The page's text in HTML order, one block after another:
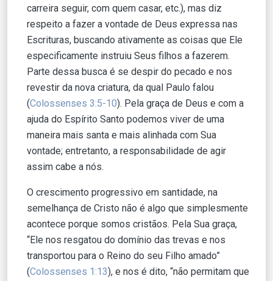
carreira seguir, com quem casar, etc.), mas diz
respeito a fazer a vontade de Deus expressa nas
Escrituras, buscando ativamente as coisas que Ele
especificamente instruiu Seus filhos a fazerem.
Parte dessa busca é se despir do pecado e nos
revestir da nova criatura, da qual Paulo falou
(Colossenses 3:5-10). Pela graça de Deus e com a
ajuda do Espírito Santo podemos viver de uma
maneira mais santa e mais alinhada com Sua
vontade; entretanto, a responsabilidade de agir
assim cabe a nós.
O crescimento progressivo em santidade, na
semelhança de Cristo não é algo que simplesmente
acontece porque somos cristãos. Pela Sua graça,
“Ele nos resgatou do domínio das trevas e nos
transportou para o Reino do seu Filho amado”
(Colossenses 1:13), e nos é dito, “não permitam que